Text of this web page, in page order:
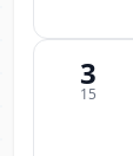
3
15